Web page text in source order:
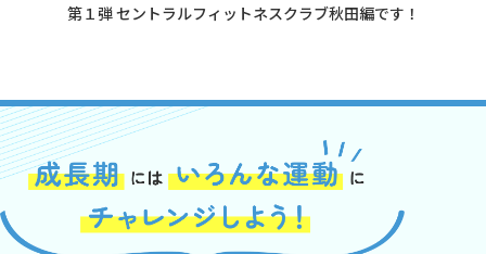
第１弾 セントラルフィットネスクラブ秋田編です！